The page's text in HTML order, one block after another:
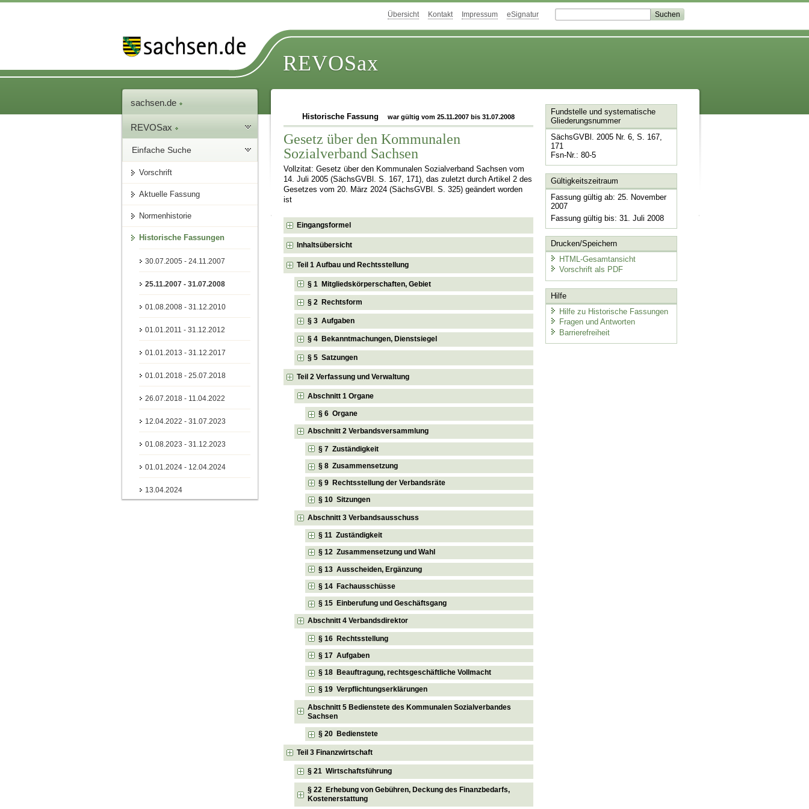
Übersicht Kontakt Impressum eSignatur
REVOSax
sachsen.de
REVOSax
Einfache Suche
Vorschrift
Aktuelle Fassung
Normenhistorie
Historische Fassungen
30.07.2005 - 24.11.2007
25.11.2007 - 31.07.2008
01.08.2008 - 31.12.2010
01.01.2011 - 31.12.2012
01.01.2013 - 31.12.2017
01.01.2018 - 25.07.2018
26.07.2018 - 11.04.2022
12.04.2022 - 31.07.2023
01.08.2023 - 31.12.2023
01.01.2024 - 12.04.2024
13.04.2024
Historische Fassung war gültig vom 25.11.2007 bis 31.07.2008
Gesetz über den Kommunalen
Sozialverband Sachsen
Vollzitat: Gesetz über den Kommunalen Sozialverband Sachsen vom
14. Juli 2005 (SächsGVBl. S. 167, 171), das zuletzt durch Artikel 2 des
Gesetzes vom 20. März 2024 (SächsGVBl. S. 325) geändert worden
ist
Eingangsformel
Inhaltsübersicht
Teil 1 Aufbau und Rechtsstellung
§ 1 Mitgliedskörperschaften, Gebiet
§ 2 Rechtsform
§ 3 Aufgaben
§ 4 Bekanntmachungen, Dienstsiegel
§ 5 Satzungen
Teil 2 Verfassung und Verwaltung
Abschnitt 1 Organe
§ 6 Organe
Abschnitt 2 Verbandsversammlung
§ 7 Zuständigkeit
§ 8 Zusammensetzung
§ 9 Rechtsstellung der Verbandsräte
§ 10 Sitzungen
Abschnitt 3 Verbandsausschuss
§ 11 Zuständigkeit
§ 12 Zusammensetzung und Wahl
§ 13 Ausscheiden, Ergänzung
§ 14 Fachausschüsse
§ 15 Einberufung und Geschäftsgang
Abschnitt 4 Verbandsdirektor
§ 16 Rechtsstellung
§ 17 Aufgaben
§ 18 Beauftragung, rechtsgeschäftliche Vollmacht
§ 19 Verpflichtungserklärungen
Abschnitt 5 Bedienstete des Kommunalen Sozialverbandes
Sachsen
§ 20 Bedienstete
Teil 3 Finanzwirtschaft
§ 21 Wirtschaftsführung
§ 22 Erhebung von Gebühren, Deckung des Finanzbedarfs,
Kostenerstattung
Fundstelle und systematische
Gliederungsnummer
SächsGVBl. 2005 Nr. 6, S. 167,
171
Fsn-Nr.: 80-5
Gültigkeitszeitraum
Fassung gültig ab: 25. November
2007
Fassung gültig bis: 31. Juli 2008
Drucken/Speichern
HTML-Gesamtansicht
Vorschrift als PDF
Hilfe
Hilfe zu Historische Fassungen
Fragen und Antworten
Barrierefreiheit